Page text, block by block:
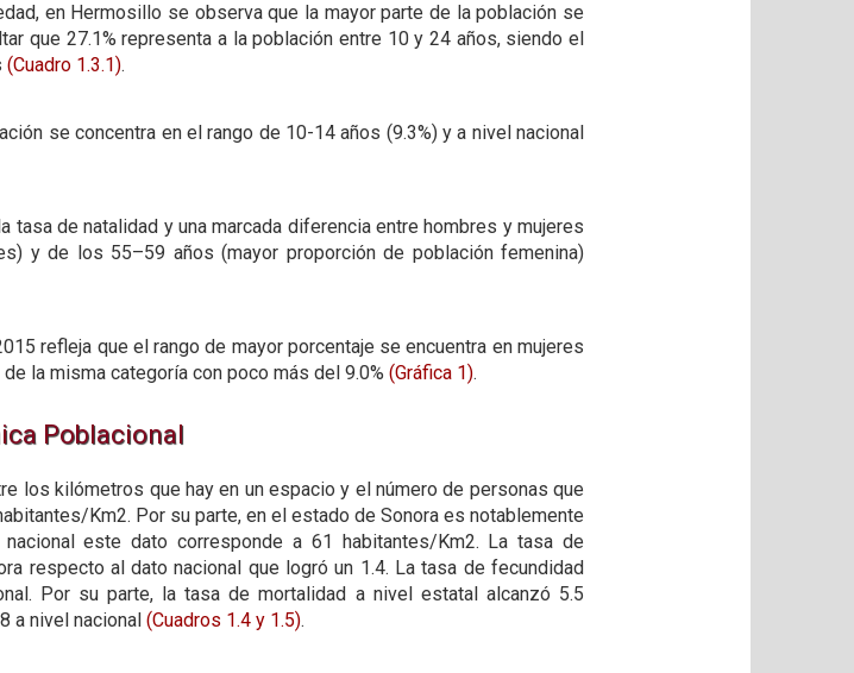
en Hermosillo se observa que la mayor parte de la población se
que 27.1% representa a la población entre 10 y 24 años, siendo el
(Cuadro 1.3.1).
se concentra en el rango de 10-14 años (9.3%) y a nivel nacional
de natalidad y una marcada diferencia entre hombres y mujeres
y de los 55–59 años (mayor proporción de población femenina)
refleja que el rango de mayor porcentaje se encuentra en mujeres
la misma categoría con poco más del 9.0% (Gráfica 1).
Poblacional
los kilómetros que hay en un espacio y el número de personas que
Km2. Por su parte, en el estado de Sonora es notablemente
este dato corresponde a 61 habitantes/Km2. La tasa de
respecto al dato nacional que logró un 1.4. La tasa de fecundidad
Por su parte, la tasa de mortalidad a nivel estatal alcanzó 5.5
a nivel nacional (Cuadros 1.4 y 1.5).